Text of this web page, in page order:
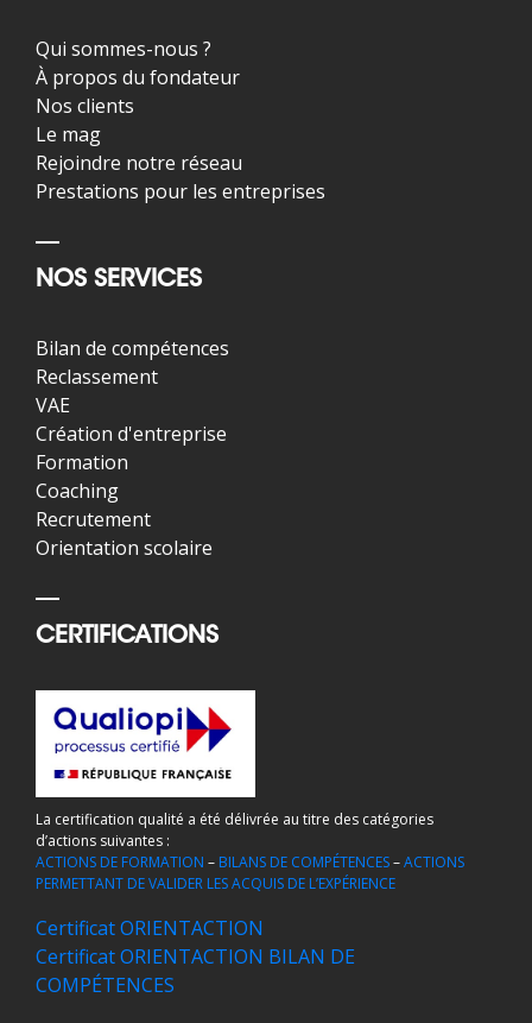
Qui sommes-nous ?
À propos du fondateur
Nos clients
Le mag
Rejoindre notre réseau
Prestations pour les entreprises
NOS SERVICES
Bilan de compétences
Reclassement
VAE
Création d'entreprise
Formation
Coaching
Recrutement
Orientation scolaire
CERTIFICATIONS
La certification qualité a été délivrée au titre des catégories
d’actions suivantes :
ACTIONS DE FORMATION – BILANS DE COMPÉTENCES–ACTIONS
PERMETTANT DE VALIDER LES ACQUIS DE L’EXPÉRIENCE
Certificat ORIENTACTION
Certificat ORIENTACTION BILAN DE
COMPÉTENCES